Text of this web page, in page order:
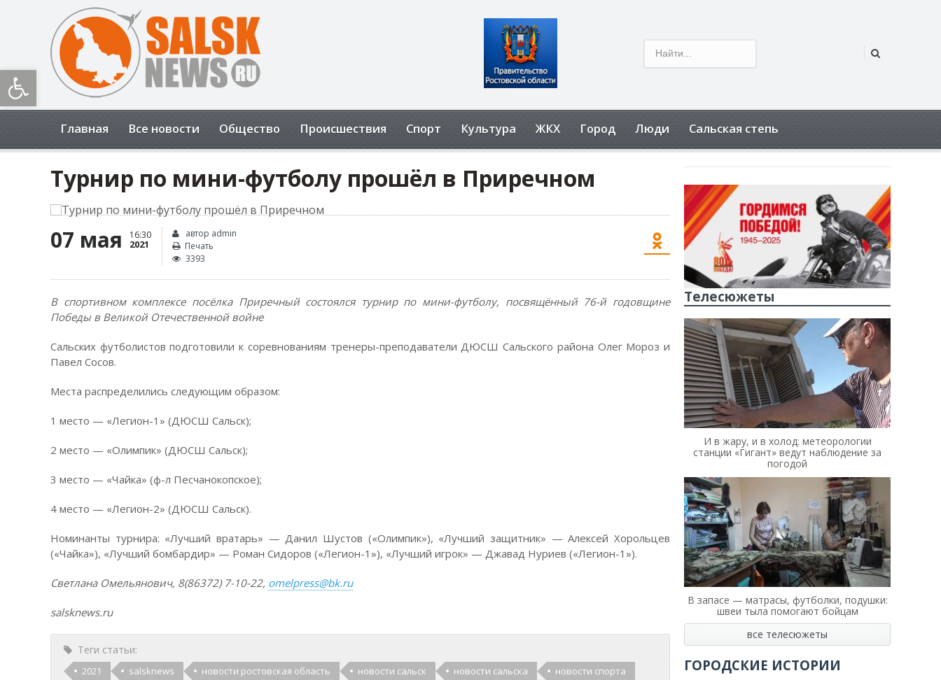
Открыть панель инструментов
Главная Все новости Общество Происшествия Спорт Культура ЖКХ Город Люди Сальская степь
Турнир по мини-футболу прошёл в Приречном
07 мая 16:30
2021
автор admin
Печать
3393
В спортивном комплексе посёлка Приречный состоялся турнир по мини-футболу, посвящённый 76-й годовщине
Победы в Великой Отечественной войне
Сальских футболистов подготовили к соревнованиям тренеры-преподаватели ДЮСШ Сальского района Олег Мороз и
Павел Сосов.
Места распределились следующим образом:
1 место — «Легион-1» (ДЮСШ Сальск);
2 место — «Олимпик» (ДЮСШ Сальск);
3 место — «Чайка» (ф-л Песчанокопское);
4 место — «Легион-2» (ДЮСШ Сальск).
Номинанты турнира: «Лучший вратарь» — Данил Шустов («Олимпик»), «Лучший защитник» — Алексей Хорольцев
(«Чайка»), «Лучший бомбардир» — Роман Сидоров («Легион-1»), «Лучший игрок» — Джавад Нуриев («Легион-1»).
Светлана Омельянович, 8(86372) 7-10-22, omelpress@bk.ru
salsknews.ru
Теги статьи:
2021 salsknews новости ростовская область новости сальск новости сальска
новости спорта
Телесюжеты
И в жару, и в холод: метеорологии
станции «Гигант» ведут наблюдение за
погодой
В запасе — матрасы, футболки, подушки:
швеи тыла помогают бойцам
все телесюжеты
ГОРОДСКИЕ ИСТОРИИ